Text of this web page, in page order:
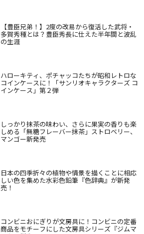
【豊臣兄弟！】2度の改易から復活した武将・
多賀秀種とは？豊臣秀長に仕えた半年間と波乱
の生涯
ハローキティ、ポチャッコたちが昭和レトロな
コインケースに！「サンリオキャラクターズ コ
インケース」第２弾
しっかり抹茶の味わい、さらに果実の香りも楽
しめる「無糖フレーバー抹茶」ストロベリー、
マンゴー新発売
日本の四季折々の植物や情景を描くことに相応
しい色を集めた水彩色鉛筆『色辞典』が新発
売！
コンビニおにぎりが文房具に！コンビニの定番
商品をモチーフにした文房具シリーズ『ジムマ